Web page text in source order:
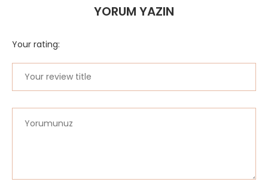
YORUM YAZIN
Your rating: